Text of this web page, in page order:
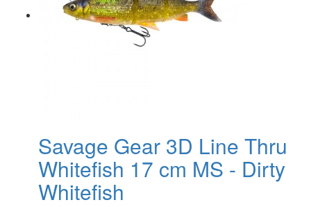
Savage Gear 3D Line Thru
Whitefish 17 cm MS - Dirty
Whitefish